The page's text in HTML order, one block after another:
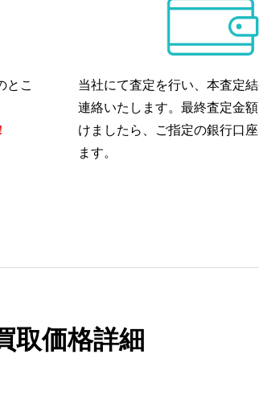
とこ
当社にて査定を行い、本査定
連絡いたします。最終査定金
けましたら、ご指定の銀行口
ます。
取価格詳細